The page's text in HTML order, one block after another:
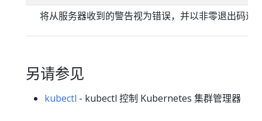
将从服务器收到的警告视为错误，并以非零退出码退
另请参见
kubectl - kubectl 控制 Kubernetes 集群管理器